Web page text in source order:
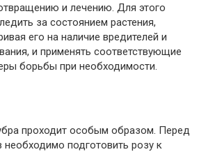
и лечению. Для этого
за состоянием растения,
его на наличие вредителей и
и применять соответствующие
борьбы при необходимости.
проходит особым образом. Перед
подготовить розу к